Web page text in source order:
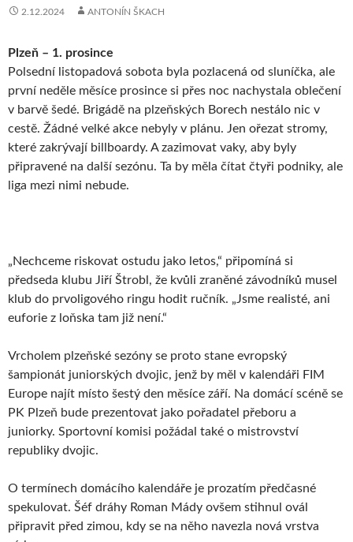
2.12.2024 ANTONÍN ŠKACH
Plzeň – 1. prosince
Polsední listopadová sobota byla pozlacená od sluníčka, ale
první neděle měsíce prosince si přes noc nachystala oblečení
v barvě šedé. Brigádě na plzeňských Borech nestálo nic v
cestě. Žádné velké akce nebyly v plánu. Jen ořezat stromy,
které zakrývají billboardy. A zazimovat vaky, aby byly
připravené na další sezónu. Ta by měla čítat čtyři podniky, ale
liga mezi nimi nebude.
„Nechceme riskovat ostudu jako letos,“ připomíná si
předseda klubu Jiří Štrobl, že kvůli zraněné závodníků musel
klub do prvoligového ringu hodit ručník. „Jsme realisté, ani
euforie z loňska tam již není.“
Vrcholem plzeňské sezóny se proto stane evropský
šampionát juniorských dvojic, jenž by měl v kalendáři FIM
Europe najít místo šestý den měsíce září. Na domácí scéně se
PK Plzeň bude prezentovat jako pořadatel přeboru a
juniorky. Sportovní komisi požádal také o mistrovství
republiky dvojic.
O termínech domácího kalendáře je prozatím předčasné
spekulovat. Šéf dráhy Roman Mády ovšem stihnul ovál
připravit před zimou, kdy se na něho navezla nová vrstva